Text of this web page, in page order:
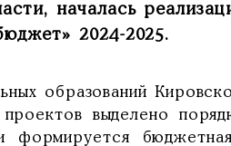
началась
2024-2025.
образований
выделено
формируется